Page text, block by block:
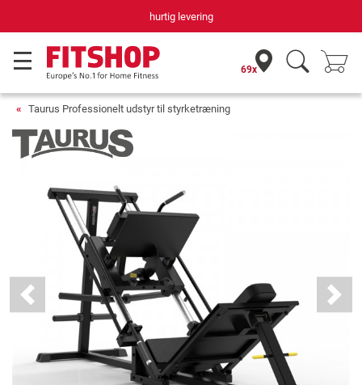
69x
Taurus Professionelt udstyr til styrketræning
Previous Next